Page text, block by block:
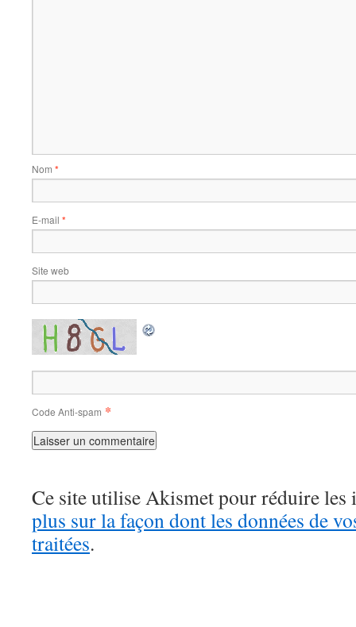
Nom *
E-mail *
Site web
Code Anti-spam *
Ce site utilise Akismet pour réduire les
plus sur la façon dont les données de
traitées.